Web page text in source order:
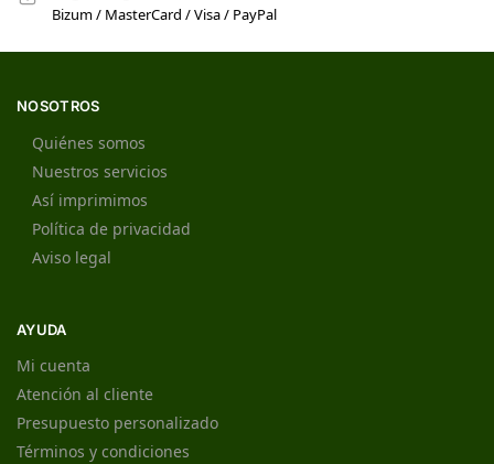
Bizum / MasterCard / Visa / PayPal
NOSOTROS
Quiénes somos
Nuestros servicios
Así imprimimos
Política de privacidad
Aviso legal
AYUDA
Mi cuenta
Atención al cliente
Presupuesto personalizado
Términos y condiciones